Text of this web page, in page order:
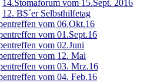
14.Stomaforum vom 15.Sept. 2016
12. BS´er Selbsthilfetag
vom 06.Okt.16
vom 01.Sept.16
vom 02.Juni
vom 12. Mai
vom 03. Mrz.16
vom 04. Feb.16